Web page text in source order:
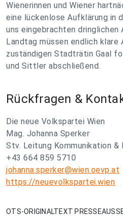
Wienerinnen und Wiener
eine lückenlose Aufklärung in
uns eingebrachten dringlichen
Landtag müssen endlich
zuständigen Stadträtin Gaal
und Sittler abschließend.
Rückfragen &
Die neue Volkspartei Wien
Mag. Johanna Sperker
Stv. Leitung Kommunikation &
+43 664 859 5710
johanna.sperker@wien.oevp.at
https://neuevolkspartei.wien
OTS-ORIGINALTEXT